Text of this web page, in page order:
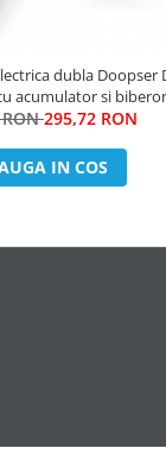
dubla Doopser
acumulator si
, LED touch
RON295,72 RON
IN COS